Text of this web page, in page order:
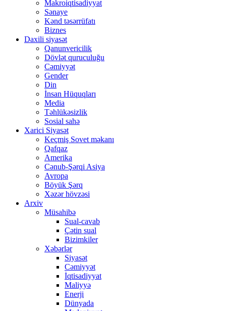
Makroiqtisadiyyat
Sənaye
Kənd təsərrüfatı
Biznes
Daxili siyasət
Qanunvericilik
Dövlət quruculuğu
Cəmiyyət
Gender
Din
İnsan Hüquqları
Media
Təhlükəsizlik
Sosial sahə
Xarici Siyasət
Keçmiş Sovet məkanı
Qafqaz
Amerika
Cənub-Şərqi Asiya
Avropa
Böyük Şərq
Xəzər hövzəsi
Arxiv
Müsahibə
Sual-cavab
Çətin sual
Bizimkiler
Xəbərlər
Siyasət
Cəmiyyət
İqtisadiyyat
Maliyyə
Enerji
Dünyada